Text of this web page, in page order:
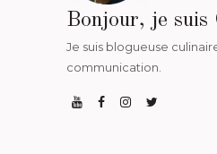
Bonjour, je suis
Je suis blogueuse
communication.